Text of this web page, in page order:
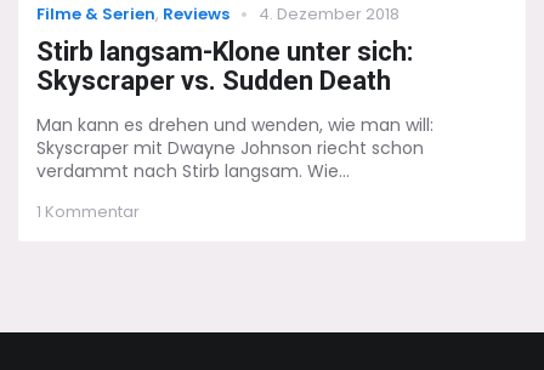
Categories
Filme & Serien, Reviews
Posted
4. Dezember 2018
Stirb langsam-Klone unter sich:
Skyscraper vs. Sudden Death
Man kann es drehen und wenden, wie man will:
Skyscraper mit Dwayne Johnson riecht schon
verdammt nach Stirb langsam. Wie...
1 Kommentarzu